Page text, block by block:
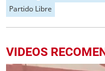
Partido Libre
VIDEOS